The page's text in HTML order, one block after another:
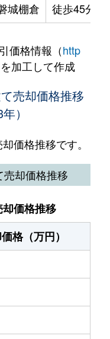
城棚倉 徒歩45分
価格情報（http
加工して作成
売却価格推移
）
価格推移です。
却価格推移
価格推移
格（万円）